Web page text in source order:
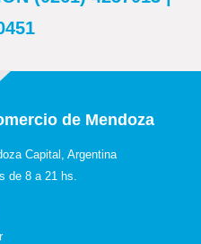
de Mendoza
Capital, Argentina
de 8 a 21 hs.